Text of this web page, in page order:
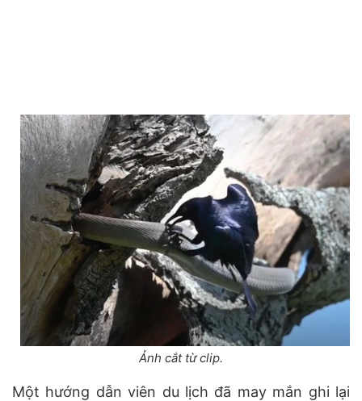
Ảnh cắt từ clip.
Một hướng dẫn viên du lịch đã may mắn ghi lại